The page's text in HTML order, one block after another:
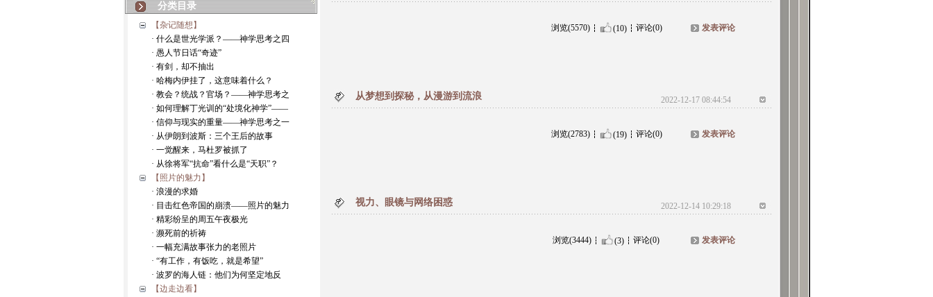
分类目录
【杂记随想】
· 什么是世光学派？——神学思考之四
· 愚人节日话“奇迹”
· 有剑，却不抽出
· 哈梅内伊挂了，这意味着什么？
· 教会？统战？官场？——神学思考之
· 如何理解丁光训的“处境化神学”——
· 信仰与现实的重量——神学思考之一
· 从伊朗到波斯：三个王后的故事
· 一觉醒来，马杜罗被抓了
· 从徐将军“抗命”看什么是“天职”？
【照片的魅力】
· 浪漫的求婚
· 目击红色帝国的崩溃——照片的魅力
· 精彩纷呈的周五午夜极光
· 濒死前的祈祷
· 一幅充满故事张力的老照片
· “有工作，有饭吃，就是希望”
· 波罗的海人链：他们为何坚定地反
【边走边看】
浏览(5570) (10) 评论(0) 发表评论
从梦想到探秘，从漫游到流浪 2022-12-17 08:44:54
浏览(2783) (19) 评论(0) 发表评论
视力、眼镜与网络困惑 2022-12-14 10:29:18
浏览(3444) (3) 评论(0) 发表评论